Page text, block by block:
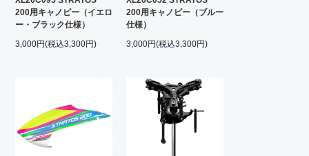
200用キャノピー（イエロ
ー・ブラック仕様）
3,000円(税込3,300円)
200用キャノピー（ブルー
仕様）
3,000円(税込3,300円)